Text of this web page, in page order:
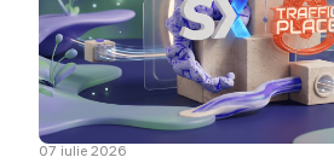
07 iulie 2026